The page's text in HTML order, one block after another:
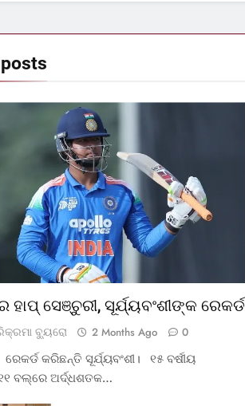
posts
ହାପ୍ ସେଞ୍ଚୁରୀ, ସୂର୍ଯ୍ୟବଂଶୀଙ୍କ ରେକର୍ଡ
ବ୍ୟୁରୋ 2 Months Ago
0
କରିଛନ୍ତି ସୂର୍ଯ୍ୟବଂଶୀ। ୧୫ ବର୍ଷୀୟ
୧୧ ବଲ୍‌ରେ ଅର୍ଦ୍ଧଶତକ…